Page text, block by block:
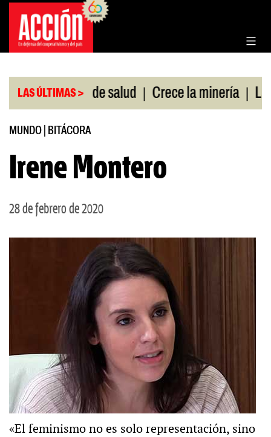
Saltar
contenido
LAS ÚLTIMAS >
cobertura de salud | Crece la minería | La
MUNDO BITÁCORA
Irene Montero
28 de febrero de 2020
«El feminismo no es solo representación, sino